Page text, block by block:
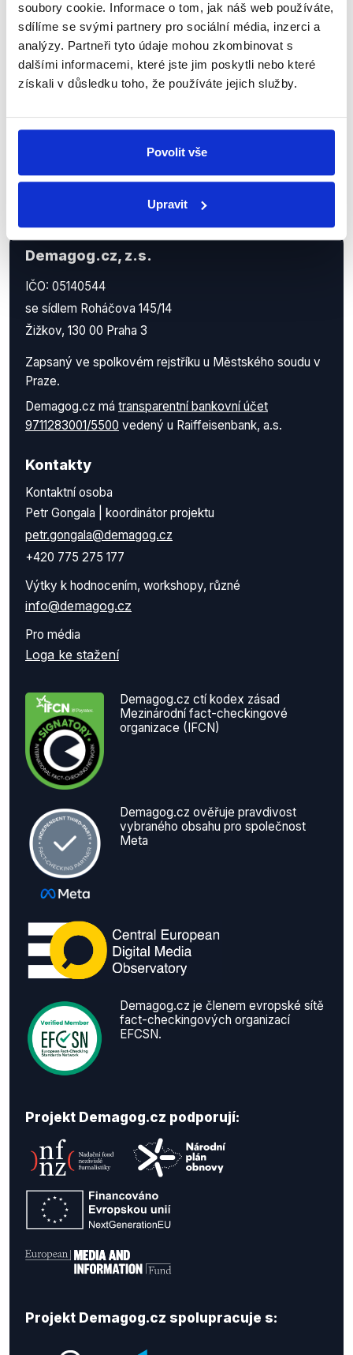
soubory cookie. Informace o tom, jak náš web používáte,
sdílíme se svými partnery pro sociální média, inzerci a
analýzy. Partneři tyto údaje mohou zkombinovat s
dalšími informacemi, které jste jim poskytli nebo které
získali v důsledku toho, že používáte jejich služby.
Povolit vše
Upravit
Nenechte si ujít nejnovější události
z Demagog.cz. Sdílením našich
příspěvků přátelům podpoříte naši
práci.
Demagog.cz, z.s.
IČO: 05140544
se sídlem Roháčova 145/14
Žižkov, 130 00 Praha 3
Zapsaný ve spolkovém rejstříku u Městského soudu v
Praze.
Demagog.cz má transparentní bankovní účet
9711283001/5500 vedený u Raiffeisenbank, a.s.
Kontakty
Kontaktní osoba
Petr Gongala | koordinátor projektu
petr.gongala@demagog.cz
+420 775 275 177
Výtky k hodnocením, workshopy, různé
info@demagog.cz
Pro média
Loga ke stažení
Demagog.cz ctí kodex zásad
Mezinárodní fact-checkingové
organizace (IFCN)
Demagog.cz ověřuje pravdivost
vybraného obsahu pro společnost
Meta
Demagog.cz je členem evropské sítě
fact-checkingových organizací
EFCSN.
Projekt Demagog.cz podporují:
Projekt Demagog.cz spolupracuje s: